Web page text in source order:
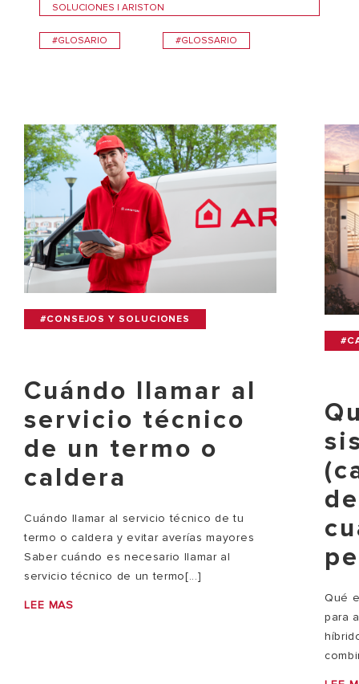
SOLUCIONES | ARISTON
#GLOSARIO #GLOSSARIO
#CONSEJOS Y SOLUCIONES
Cuándo llamar al
servicio técnico
de un termo o
caldera
Cuándo llamar al servicio técnico de tu
termo o caldera y evitar averías mayores
Saber cuándo es necesario llamar al
servicio técnico de un termo[...]
LEE MAS
Qué
para